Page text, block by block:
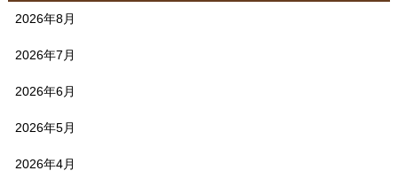
2026年8月
2026年7月
2026年6月
2026年5月
2026年4月